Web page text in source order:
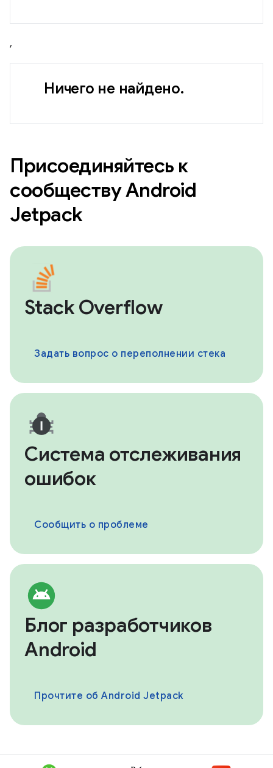
,
Ничего не найдено.
Присоединяйтесь к
сообществу Android
Jetpack
Stack Overflow
Задать вопрос о переполнении стека
Система отслеживания
ошибок
Сообщить о проблеме
Блог разработчиков
Android
Прочтите об Android Jetpack